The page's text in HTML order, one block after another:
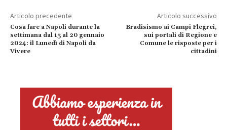
Articolo precedente
Cosa fare a Napoli durante la
settimana dal 15 al 20 gennaio
2024: il Lunedì di Napoli da
Vivere
Articolo successivo
Bradisismo ai Campi Flegrei,
sui portali di Regione e
Comune le risposte per i
cittadini